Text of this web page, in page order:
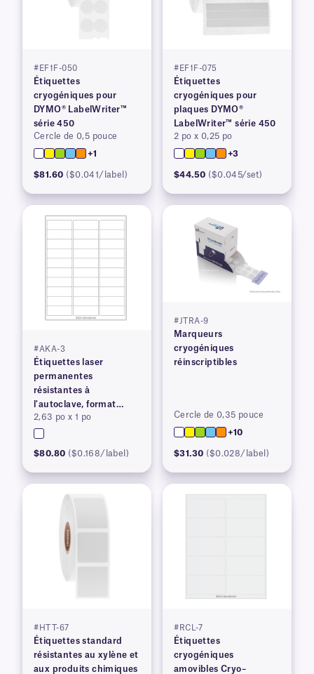
#EF1F-050
Étiquettes
cryogéniques pour
DYMO® LabelWriter™
série 450
Cercle de 0,5 pouce
+1
$81.60 ($0.041/label)
#EF1F-075
Étiquettes
cryogéniques pour
plaques DYMO®
LabelWriter™ série 450
2 po x 0,25 po
+3
$44.50 ($0.045/set)
#AKA-3
Étiquettes laser
permanentes
résistantes à
l'autoclave, format
lettre américain
2,63 po x 1 po
$80.80 ($0.168/label)
#JTRA-9
Marqueurs
cryogéniques
réinscriptibles
Cercle de 0,35 pouce
+10
$31.30 ($0.028/label)
#HTT-67
Étiquettes standard
résistantes au xylène et
aux produits chimiques
#RCL-7
Étiquettes
cryogéniques
amovibles Cryo–